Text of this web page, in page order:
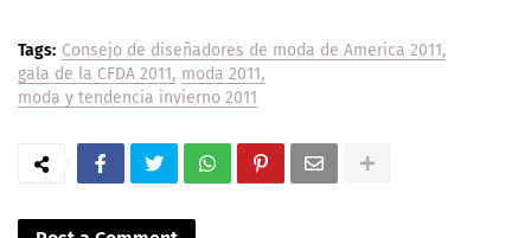
Tags: Consejo de diseñadores de moda de America 2011
gala de la CFDA 2011 moda 2011
moda y tendencia invierno 2011